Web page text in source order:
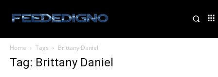
Home Tags Brittany Daniel
Tag: Brittany Daniel